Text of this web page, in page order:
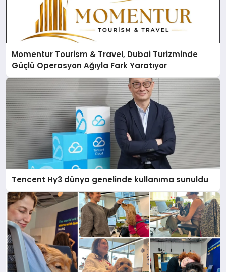
Momentur Tourism & Travel, Dubai Turizminde
Güçlü Operasyon Ağıyla Fark Yaratıyor
Tencent Hy3 dünya genelinde kullanıma sunuldu